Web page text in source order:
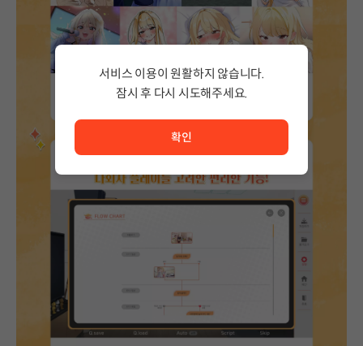
서비스 이용이 원활하지 않습니다.
잠시 후 다시 시도해주세요.
확인